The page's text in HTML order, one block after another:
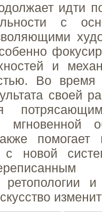
идти
с
и
Во
своей
мгновенной
новой
ретопологии